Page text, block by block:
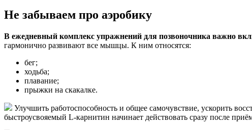
Не забываем про аэробику
В ежедневный комплекс упражнений для позвоночника важно
гармонично развивают все мышцы. К ним относятся:
бег;
ходьба;
плавание;
прыжки на скакалке.
Улучшить работоспособность и общее самочувствие, ускорить
быстроусвояемый L-карнитин начинает действовать сразу после